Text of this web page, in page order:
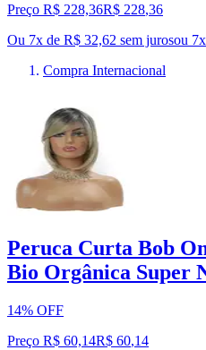
Preço R$ 228,36R$ 228,36
Ou 7x de R$ 32,62 sem jurosou 7
Compra Internacional
Peruca Curta Bob
Bio Orgânica Super
14% OFF
Preço R$ 60,14R$ 60,14